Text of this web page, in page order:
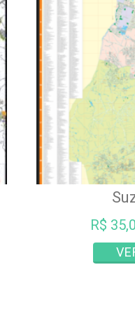
R$